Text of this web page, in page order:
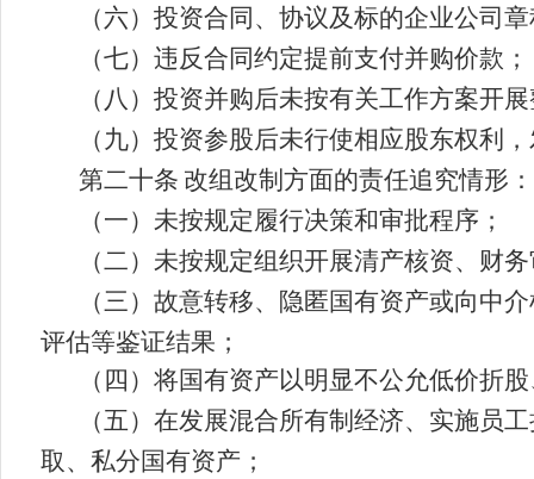
（六）投资合同、协议及标的企业公司
（七）违反合同约定提前支付并购价款；
（八）投资并购后未按有关工作方案开
（九）投资参股后未行使相应股东权利
第二十条 改组改制方面的责任追究情形：
（一）未按规定履行决策和审批程序；
（二）未按规定组织开展清产核资、财
（三）故意转移、隐匿国有资产或向中
评估等鉴证结果；
（四）将国有资产以明显不公允低价折
（五）在发展混合所有制经济、实施员
取、私分国有资产；